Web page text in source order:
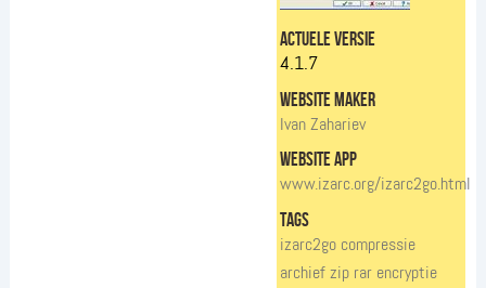
actuele versie
4.1.7
website maker
Ivan Zahariev
website app
www.izarc.org/izarc2go.html
tags
izarc2go compressie
archief zip rar encryptie